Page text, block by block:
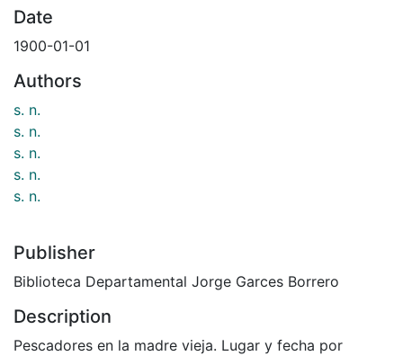
Date
1900-01-01
Authors
s. n.
s. n.
s. n.
s. n.
s. n.
Publisher
Biblioteca Departamental Jorge Garces Borrero
Description
Pescadores en la madre vieja. Lugar y fecha por